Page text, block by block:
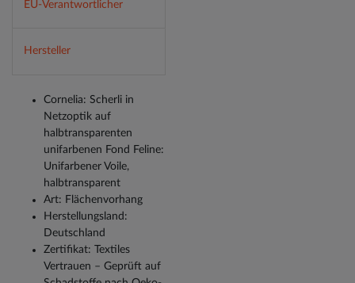
EU-Verantwortlicher
Hersteller
Cornelia: Scherli in
Netzoptik auf
halbtransparenten
unifarbenen Fond Feline:
Unifarbener Voile,
halbtransparent
Art: Flächenvorhang
Herstellungsland:
Deutschland
Zertifikat: Textiles
Vertrauen – Geprüft auf